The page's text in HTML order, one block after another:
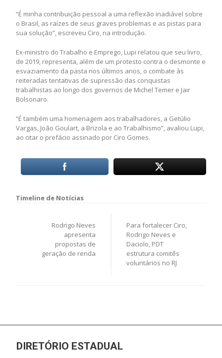
“É minha contribuição pessoal a uma reflexão inadiável sobre
o Brasil, as raízes de seus graves problemas e as pistas para
sua solução”, escreveu Ciro, na introdução.
Ex-ministro do Trabalho e Emprego, Lupi relatou que seu livro,
de 2019, representa, além de um protesto contra o desmonte e
esvaziamento da pasta nos últimos anos, o combate às
reiteradas tentativas de supressão das conquistas
trabalhistas ao longo dos governos de Michel Temer e Jair
Bolsonaro.
“É também uma homenagem aos trabalhadores, a Getúlio
Vargas, João Goulart, a Brizola e ao Trabalhismo”, avaliou Lupi,
ao citar o prefácio assinado por Ciro Gomes.
Rodrigo Neves
apresenta
propostas de
geração de renda
Para fortalecer Ciro,
Rodrigo Neves e
Daciolo, PDT
estrutura comitês
voluntários no RJ
DIRETÓRIO ESTADUAL